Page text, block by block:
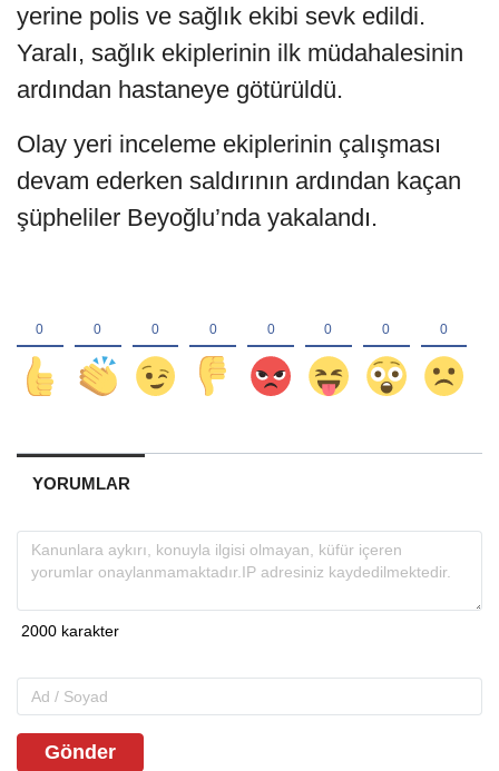
yerine polis ve sağlık ekibi sevk edildi.
Yaralı, sağlık ekiplerinin ilk müdahalesinin
ardından hastaneye götürüldü.
Olay yeri inceleme ekiplerinin çalışması
devam ederken saldırının ardından kaçan
şüpheliler Beyoğlu’nda yakalandı.
YORUMLAR
Gönder